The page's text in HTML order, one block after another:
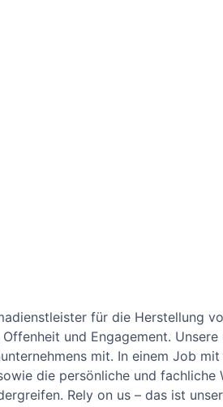
für die Herstellung
und Engagement. Unsere
mit. In einem Job mit
die persönliche und fachliche
Rely on us – das ist